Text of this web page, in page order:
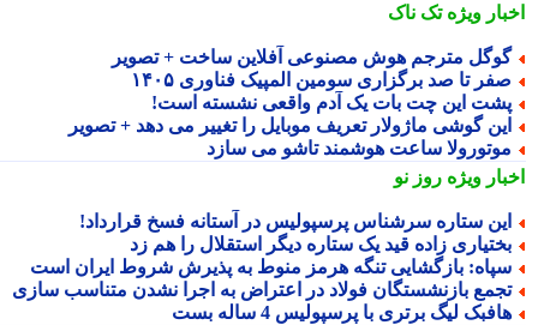
ویژهتک ناک
مترجم هوش مصنوعی آفلاین ساخت + تصویر
تا صد برگزاری سومین المپیک فناوری ۱۴۰۵
این چت بات یک آدم واقعی نشسته است!
گوشی ماژولار تعریف موبایل را تغییر می دهد + تصویر
ساعت هوشمند تاشو می سازد
ویژهروز نو
ستاره سرشناس پرسپولیس در آستانه فسخ قرارداد!
زاده قید یک ستاره دیگر استقلال را هم زد
بازگشایی تنگه هرمز منوط به پذیرش شروط ایران است
بازنشستگان فولاد در اعتراض به اجرا نشدن متناسب سازی
لیگ برتری با پرسپولیس 4 ساله بست